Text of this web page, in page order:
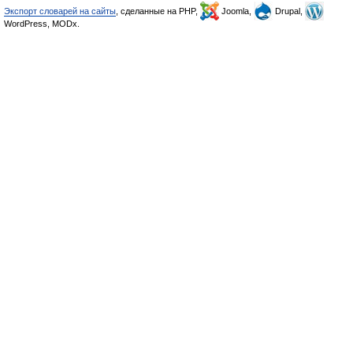
Экспорт словарей на сайты , сделанные на PHP, Joomla,
Drupal,
WordPress, MODx.